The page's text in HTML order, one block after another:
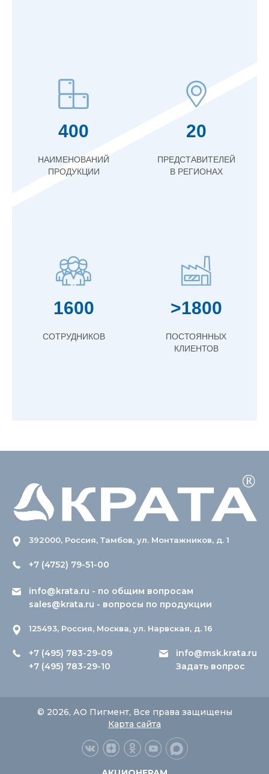
400
НАИМЕНОВАНИЙ
ПРОДУКЦИИ
20
ПРЕДСТАВИТЕЛЕЙ
В РЕГИОНАХ
1600
СОТРУДНИКОВ
>1800
ПОСТОЯННЫХ
КЛИЕНТОВ
392000, Россия, Тамбов, ул. Монтажников, д. 1
+7 (4752) 79-51-00
info@krata.ru - по общим вопросам
sales@krata.ru - вопросы по продукции
125493, Россия, Москва, ул. Нарвская, д. 16
+7 (495) 783-29-09
+7 (495) 783-29-10
info@msk.krata.ru
Задать вопрос
© 2026, АО Пигмент, Все права защищены
Карта сайта